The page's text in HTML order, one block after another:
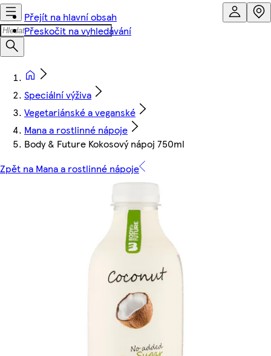
Přejít na hlavní obsah
Přeskočit na vyhledávání
Speciální výživa
Vegetariánské a veganské
Mana a rostlinné nápoje
Body & Future Kokosový nápoj 750ml
Zpět na Mana a rostlinné nápoje